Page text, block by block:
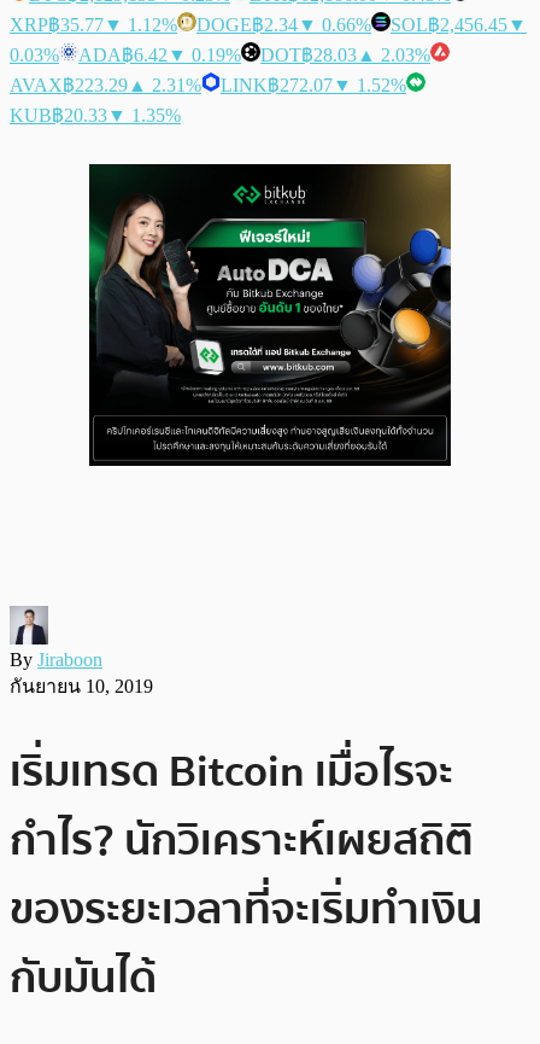
XRP฿35.77▼ 1.12% DOGE฿2.34▼ 0.66% SOL฿2,456.45▼
0.03%
ADA฿6.42 ▼ 0.19% DOT฿28.03 ▲ 2.03%
AVAX฿223.29 ▲ 2.31% LINK฿272.07▼ 1.52%
KUB฿20.33▼ 1.35%
By Jiraboon
กันยายน 10, 2019
เริ่มเทรด Bitcoin เมื่อไรจะ
กำไร? นักวิเคราะห์เผยสถิติ
ของระยะเวลาที่จะเริ่มทำเงิน
กับมันได้